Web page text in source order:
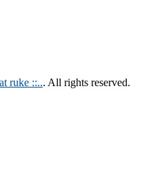
ruke ::... All rights reserved.